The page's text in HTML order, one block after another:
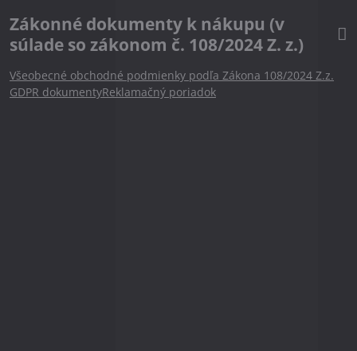
Zákonné dokumenty k nákupu (v
súlade so zákonom č. 108/2024 Z. z.)
Všeobecné obchodné podmienky podľa Zákona 108/2024 Z.z.
GDPR dokumentyReklamačný poriadok